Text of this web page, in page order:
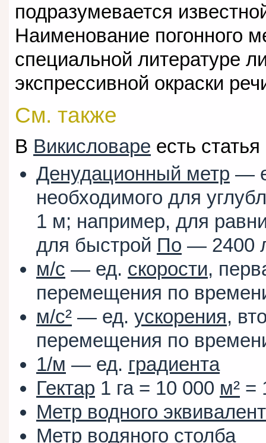
подразумевается
Наименование погонного
специальной литературе
экспрессивной окраски
См. также
В Викисловаре есть статья
Денудационный метр —
необходимого для
1 м; например, для
для быстрой По — 2400
м/с — ед. скорости,
перемещения по
м/с² — ед. ускорения,
перемещения по
1/м — ед. градиента
Гектар 1 га= 10 000 м² =
Метр водного
Метр водяного столба